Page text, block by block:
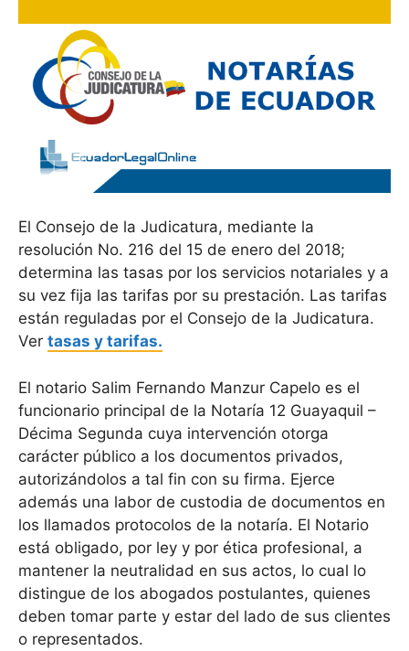
El Consejo de la Judicatura, mediante la
resolución No. 216 del 15 de enero del 2018;
determina las tasas por los servicios notariales y a
su vez fija las tarifas por su prestación. Las tarifas
están reguladas por el Consejo de la Judicatura.
Ver tasas y tarifas.
El notario Salim Fernando Manzur Capelo es el
funcionario principal de la Notaría 12 Guayaquil –
Décima Segunda cuya intervención otorga
carácter público a los documentos privados,
autorizándolos a tal fin con su firma. Ejerce
además una labor de custodia de documentos en
los llamados protocolos de la notaría. El Notario
está obligado, por ley y por ética profesional, a
mantener la neutralidad en sus actos, lo cual lo
distingue de los abogados postulantes, quienes
deben tomar parte y estar del lado de sus clientes
o representados.